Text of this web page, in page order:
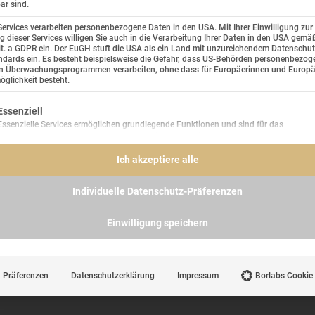
Impressum
AGB
Presse & Downloads
Jobs & Karriere
A-
E-
sind.
verarbeiten personenbezogene Daten in den USA. Mit Ihrer Einwilligung zur
dieser Services willigen Sie auch in die Verarbeitung Ihrer Daten in den USA
a GDPR ein. Der EuGH stuft die USA als ein Land mit unzureichendem
ein. Es besteht beispielsweise die Gefahr, dass US-Behörden
Überwachungsprogrammen verarbeiten, ohne dass für Europäerinnen und
besteht.
eine Liste der Service-Gruppen, für die eine Einwilligung
Services ermöglichen grundlegende Funktionen und sind für das
personalisierte Werbung anzuzeigen. Sie tun dies, indem sie Besucher über Websites
verfolgen.
Ich akzeptiere alle
Individuelle Datenschutz-Präferenzen
Einwilligung speichern
Präferenzen Datenschutzerklärung Impressum Borlabs Cookie